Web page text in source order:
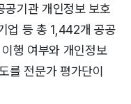
공기관 개인정보 보호
업 등 총 1,442개 공공
행 여부와 개인정보
를 전문가 평가단이